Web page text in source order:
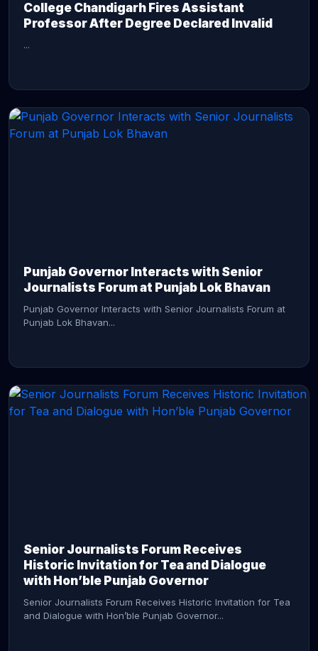
College Chandigarh Fires Assistant
Professor After Degree Declared Invalid
...
Punjab Governor Interacts with Senior
Journalists Forum at Punjab Lok Bhavan
Punjab Governor Interacts with Senior Journalists Forum at
Punjab Lok Bhavan...
Senior Journalists Forum Receives
Historic Invitation for Tea and Dialogue
with Hon’ble Punjab Governor
Senior Journalists Forum Receives Historic Invitation for Tea
and Dialogue with Hon’ble Punjab Governor...